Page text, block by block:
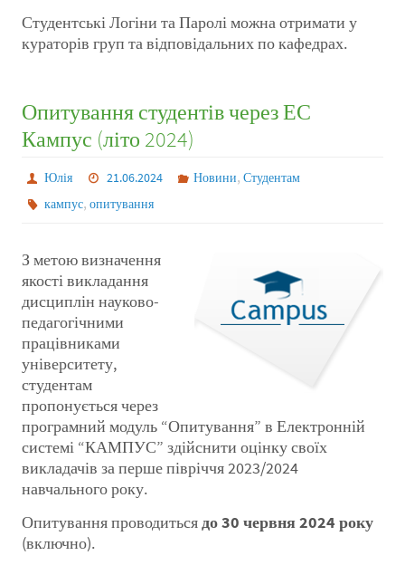
Студентські Логіни та Паролі можна отримати у
кураторів груп та відповідальних по кафедрах.
Опитування студентів через ЕС
Кампус (літо 2024)
Юлія 21.06.2024 Новини, Студентам
кампус,опитування
З метою визначення
якості викладання
дисциплін науково-
педагогічними
працівниками
університету,
студентам
пропонується через
програмний модуль “Опитування” в Електронній
системі “КАМПУС” здійснити оцінку своїх
викладачів за перше півріччя 2023/2024
навчального року.
Опитування проводитьсядо 30 червня 2024 року
(включно).